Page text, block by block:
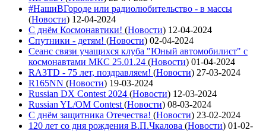
#НашиВГороде или радиолюбительство - в массы
(Новости) 12-04-2024
С днём Космонавтики! (Новости) 12-04-2024
Спутники - детям! (Новости) 02-04-2024
Сеанс связи учащихся клуба "Юный автомобилист" с
космонавтами МКС 25.01.24 (Новости) 01-04-2024
RA3TD - 75 лет, поздравляем! (Новости) 27-03-2024
R165NN (Новости) 19-03-2024
Russian DX Contest 2024 (Новости) 12-03-2024
Russian YL/OM Contest (Новости) 08-03-2024
С днём защитника Отечества! (Новости) 23-02-2024
120 лет со дня рождения В.П.Чкалова (Новости) 01-02-